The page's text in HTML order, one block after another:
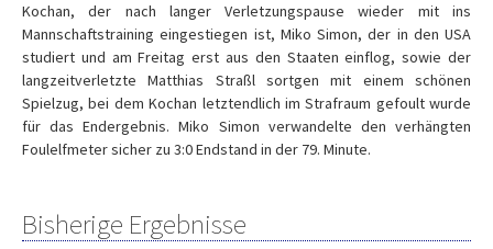
Kochan, der nach langer Verletzungspause wieder mit ins
Mannschaftstraining eingestiegen ist, Miko Simon, der in den USA
studiert und am Freitag erst aus den Staaten einflog, sowie der
langzeitverletzte Matthias Straßl sortgen mit einem schönen
Spielzug, bei dem Kochan letztendlich im Strafraum gefoult wurde
für das Endergebnis. Miko Simon verwandelte den verhängten
Foulelfmeter sicher zu 3:0 Endstand in der 79. Minute.
Bisherige Ergebnisse